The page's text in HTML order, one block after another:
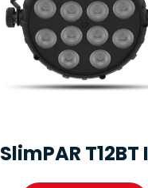
SlimPAR T12BT